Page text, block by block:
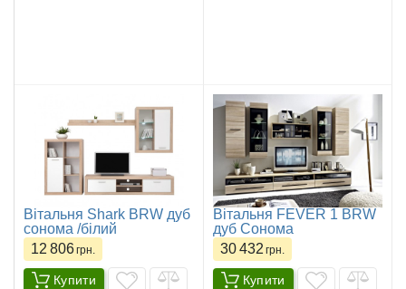
Вітальня Shark BRW дуб
cонома /білий
12 806грн.
Купити
Вітальня FEVER 1 BRW
дуб Сонома
30 432 грн.
Купити